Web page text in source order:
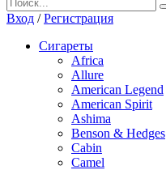
Вход /Регистрация
Сигареты
Africa
Allure
American Legend
American Spirit
Ashima
Benson & Hedges
Cabin
Camel